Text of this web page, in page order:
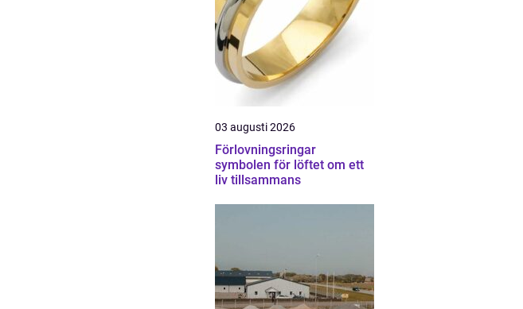
03 augusti 2026
Förlovningsringar
symbolen för löftet om ett
liv tillsammans